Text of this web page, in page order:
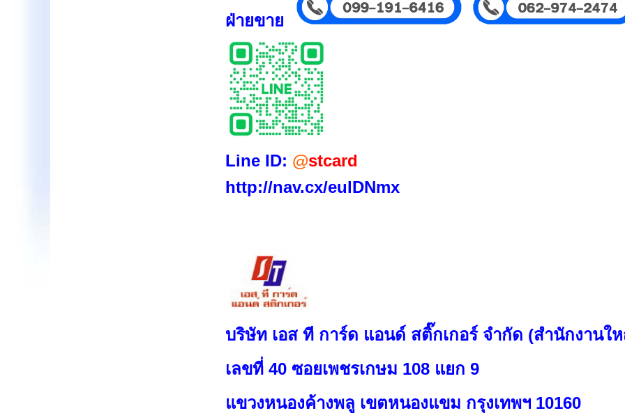
ฝ่ายขาย
Line ID: @stcard
http://nav.cx/eulDNmx
บริษัท เอส ที การ์ด แอนด์ สติ๊กเกอร์ จำกัด (สำนักงานใ
เลขที่ 40 ซอยเพชรเกษม 108 แยก 9
แขวงหนองค้างพลู เขตหนองแขม กรุงเทพฯ 10160